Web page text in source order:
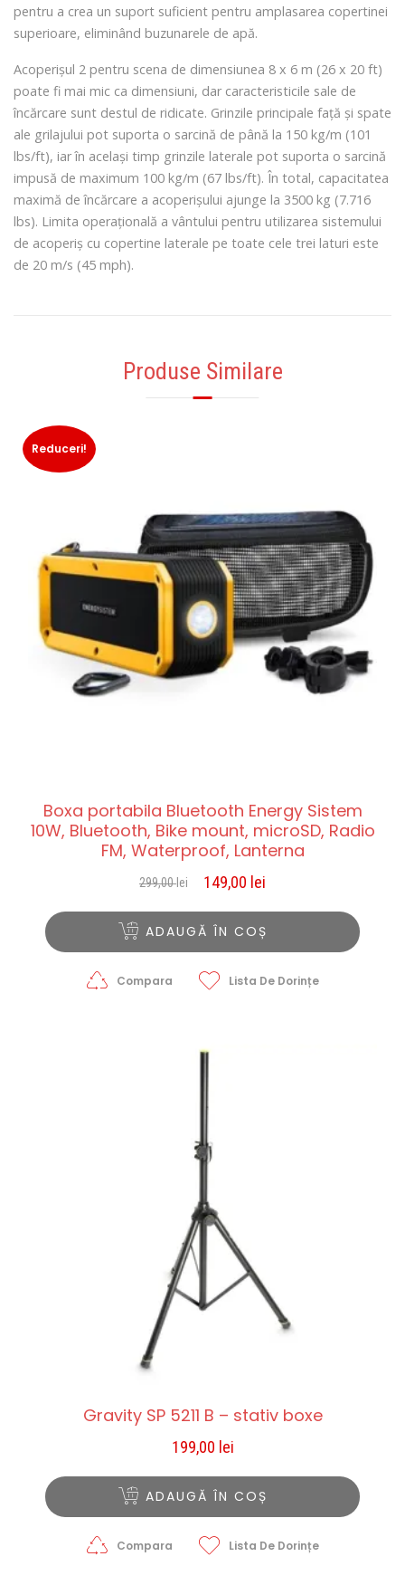
pentru a crea un suport suficient pentru amplasarea copertinei
superioare, eliminând buzunarele de apă.
Acoperișul 2 pentru scena de dimensiunea 8 x 6 m (26 x 20 ft)
poate fi mai mic ca dimensiuni, dar caracteristicile sale de
încărcare sunt destul de ridicate. Grinzile principale față și spate
ale grilajului pot suporta o sarcină de până la 150 kg/m (101
lbs/ft), iar în același timp grinzile laterale pot suporta o sarcină
impusă de maximum 100 kg/m (67 lbs/ft). În total, capacitatea
maximă de încărcare a acoperișului ajunge la 3500 kg (7.716
lbs). Limita operațională a vântului pentru utilizarea sistemului
de acoperiș cu copertine laterale pe toate cele trei laturi este
de 20 m/s (45 mph).
Produse Similare
Reduceri!
Boxa portabila Bluetooth Energy Sistem
10W, Bluetooth, Bike mount, microSD, Radio
FM, Waterproof, Lanterna
299,00 lei
Prețul
a
299,00 lei.
149,00 lei
ADAUGĂ ÎN COȘ
Compara Lista De Dorințe
Gravity SP 5211 B – stativ boxe
199,00 lei
ADAUGĂ ÎN COȘ
Compara Lista De Dorințe